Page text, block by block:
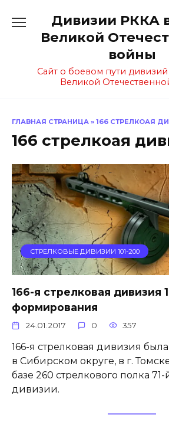
содержанию
Дивизии РККА
Великой
войны
Сайт о боевом пути
Великой
ГЛАВНАЯ СТРАНИЦА » 166 СТРЕЛКОАЯ
166 стрелкоая
СТРЕЛКОВЫЕ ДИВИЗИИ 101-200
166-я стрелковая дивизия
формирования
24.01.2017 0 357
166-я стрелковая дивизия
в Сибирском округе, в г.
базе 260 стрелкового полка
дивизии.